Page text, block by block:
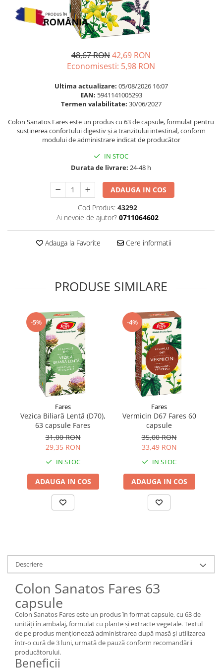
Omega 3
Slabire si control greutate
Somn stres si anxietate
Supliment Calciu
Supliment Magneziu
Supliment Vitamina B
Supliment Vitamina C
Supliment Vitamina D3
Supliment Vitamina E
Tuse gat si respiratie
Ingrijire par
Balsam masca si tratament
Produse cu SPF Pentru Fata
48,67 RON42,69 RON
Economisesti: 5,98 RON
Ultima actualizare: 05/08/2026 16:07
EAN: 5941141005293
Termen valabilitate: 30/06/2027
Colon Sanatos Fares este un produs cu 63 de capsule, formulat pentru
susținerea confortului digestiv și a tranzitului intestinal, conform
modului de administrare indicat de producător
IN STOC
Durata de livrare: 24-48 h
ADAUGA IN COS
Cod Produs: 43292
Ai nevoie de ajutor? 0711064602
Adauga la Favorite Cere informatii
PRODUSE SIMILARE
-5%
Fares
Vezica Biliară Lentă (D70),
63 capsule Fares
31,00 RON
29,35 RON
IN STOC
ADAUGA IN COS
-4%
Fares
Vermicin D67 Fares 60
capsule
35,00 RON
33,49 RON
IN STOC
ADAUGA IN COS
Descriere
Colon Sanatos Fares 63
capsule
Colon Sanatos Fares este un produs în format capsule, cu 63 de
unități în ambalaj, formulat cu plante și extracte vegetale. Textul
de pe produs menționează administrarea după masă și utilizarea
într-o cură de 3 luni, urmată de pauză conform recomandării
producătorului.
Beneficii